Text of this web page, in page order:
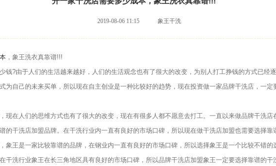
2019-08-06 11:15 象王干洗
，象王洗衣真靠谱!!!
?由于人们的生活越来越好，人们的生活观念也有了很大的改变，为别人打工挣钱的方式已经逐
为自己的未来买单，所以现在自主创业是一种比较好的趋势，现在投资做一家品牌干洗店，一定
在人们的思维方式也有了很大的改变，现在有很多人都不愿意去打工。一直以来做品牌干洗店
的干洗店加盟品牌。在干洗行业内一直有良好的市场口碑，所以现在做干洗店加盟也需要选择靠
王是一家比较靠谱的品牌，在钢业内一直有良好的市场口碑，所以选择象王是一个比较不错的
干洗行业象王在长三角地区具有良好的市场口碑，所以品牌干洗店加盟象王一定要选择靠谱的干